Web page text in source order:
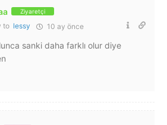
Ziyaretçi
to lessy 10 ay önce
sanki daha farklı olur diye